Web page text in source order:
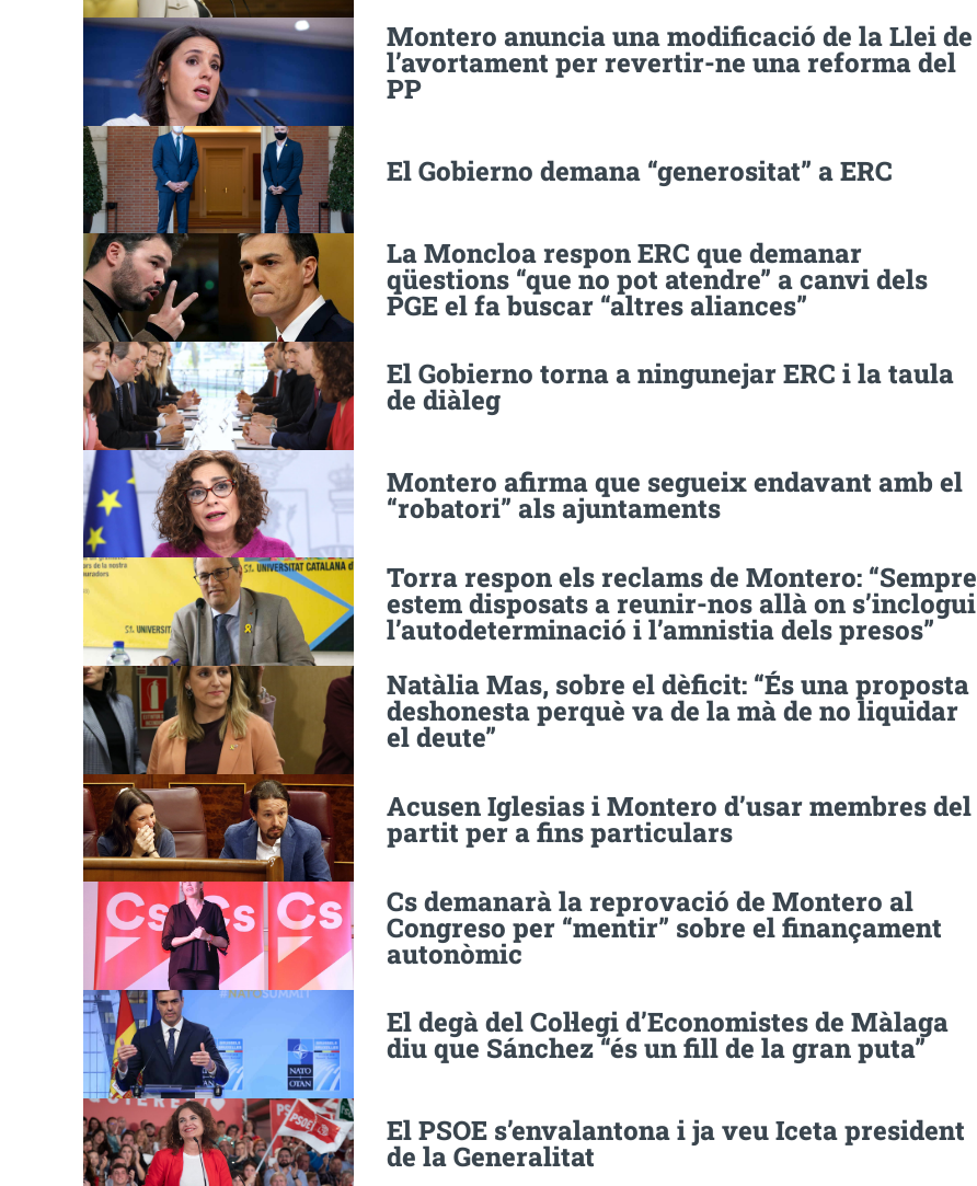
Montero anuncia una modificació de la Llei de
l’avortament per revertir-ne una reforma del
PP
El Gobierno demana “generositat” a ERC
La Moncloa respon ERC que demanar
qüestions “que no pot atendre” a canvi dels
PGE el fa buscar “altres aliances”
El Gobierno torna a ningunejar ERC i la taula
de diàleg
Montero afirma que segueix endavant amb el
“robatori” als ajuntaments
Torra respon els reclams de Montero: “Sempre
estem disposats a reunir-nos allà on s’inclogui
l’autodeterminació i l’amnistia dels presos”
Natàlia Mas, sobre el dèficit: “És una proposta
deshonesta perquè va de la mà de no liquidar
el deute”
Acusen Iglesias i Montero d’usar membres del
partit per a fins particulars
Cs demanarà la reprovació de Montero al
Congreso per “mentir” sobre el finançament
autonòmic
El degà del Col·legi d’Economistes de Màlaga
diu que Sánchez “és un fill de la gran puta”
El PSOE s’envalantona i ja veu Iceta president
de la Generalitat